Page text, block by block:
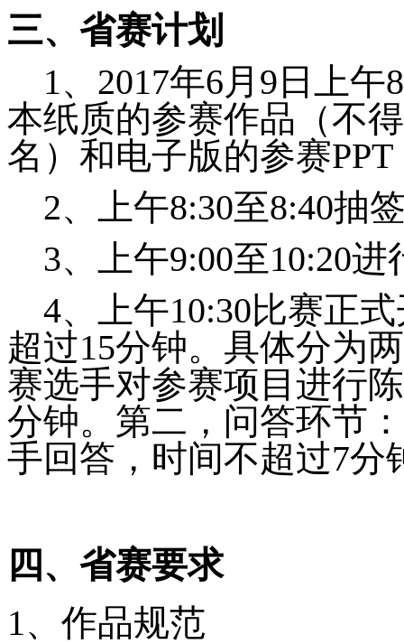
三、省赛计划
1、2017年6月9 日上午
本纸质的参赛作品（不
名）和电子版的参赛
2、上午8:30至8:40抽
3、上午9:00至10:20
4、上午10:30比赛正
超过15分钟。具体分为
赛选手对参赛项目进行
分钟。第二，问答环节
手回答，时间不超过7分
四、省赛要求
1、作品规范